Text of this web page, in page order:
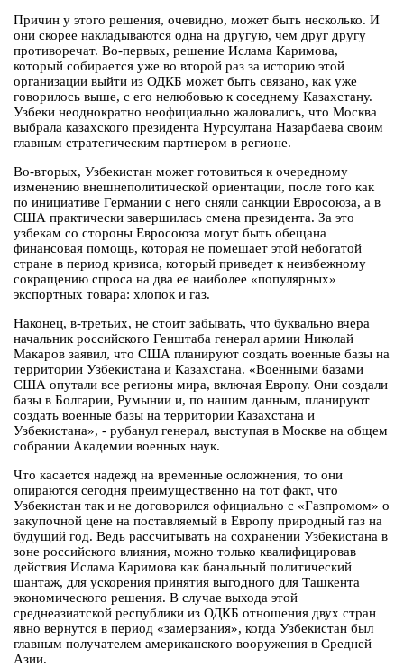
Причин у этого решения, очевидно, может быть несколько. И
они скорее накладываются одна на другую, чем друг другу
противоречат. Во-первых, решение Ислама Каримова,
который собирается уже во второй раз за историю этой
организации выйти из ОДКБ может быть связано, как уже
говорилось выше, с его нелюбовью к соседнему Казахстану.
Узбеки неоднократно неофициально жаловались, что Москва
выбрала казахского президента Нурсултана Назарбаева своим
главным стратегическим партнером в регионе.
Во-вторых, Узбекистан может готовиться к очередному
изменению внешнеполитической ориентации, после того как
по инициативе Германии с него сняли санкции Евросоюза, а в
США практически завершилась смена президента. За это
узбекам со стороны Евросоюза могут быть обещана
финансовая помощь, которая не помешает этой небогатой
стране в период кризиса, который приведет к неизбежному
сокращению спроса на два ее наиболее «популярных»
экспортных товара: хлопок и газ.
Наконец, в-третьих, не стоит забывать, что буквально вчера
начальник российского Генштаба генерал армии Николай
Макаров заявил, что США планируют создать военные базы на
территории Узбекистана и Казахстана. «Военными базами
США опутали все регионы мира, включая Европу. Они создали
базы в Болгарии, Румынии и, по нашим данным, планируют
создать военные базы на территории Казахстана и
Узбекистана», - рубанул генерал, выступая в Москве на общем
собрании Академии военных наук.
Что касается надежд на временные осложнения, то они
опираются сегодня преимущественно на тот факт, что
Узбекистан так и не договорился официально с «Газпромом» о
закупочной цене на поставляемый в Европу природный газ на
будущий год. Ведь рассчитывать на сохранении Узбекистана в
зоне российского влияния, можно только квалифицировав
действия Ислама Каримова как банальный политический
шантаж, для ускорения принятия выгодного для Ташкента
экономического решения. В случае выхода этой
среднеазиатской республики из ОДКБ отношения двух стран
явно вернутся в период «замерзания», когда Узбекистан был
главным получателем американского вооружения в Средней
Азии.